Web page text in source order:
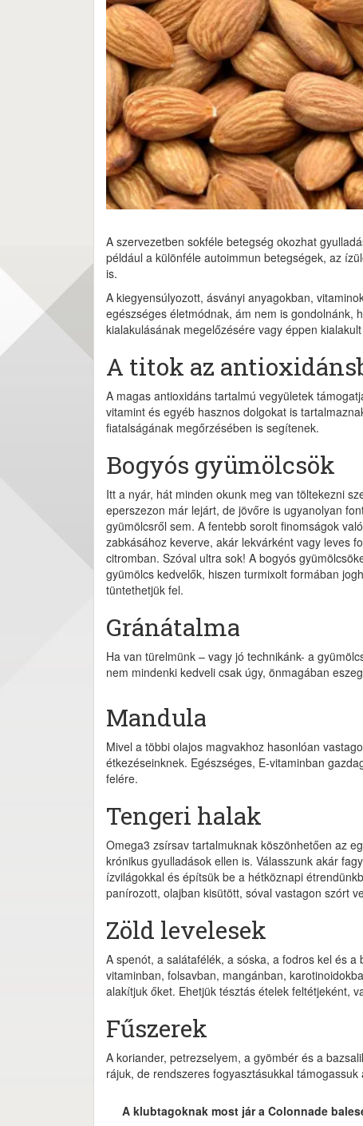
A szervezetben sokféle betegség okozhat
például a különféle autoimmun betegségek, az
is.
A kiegyensúlyozott, ásványi anyagokban,
egészséges életmódnak, ám nem is gondolnánk,
kialakulásának megelőzésére vagy éppen
A titok az
A magas antioxidáns tartalmú vegyületek
vitamint és egyéb hasznos dolgokat is
fiatalságának megőrzésében is segítenek.
Bogyós gyümölcsök
Itt a nyár, hát minden okunk meg van töltekezni
eperszezon már lejárt, de jövőre is ugyanolyan
gyümölcsről sem. A fentebb sorolt finomságok
zabkásához keverve, akár lekvárként vagy leves
citromban. Szóval ultra sok! A bogyós
gyümölcs kedvelők, hiszen turmixolt formában
tüntethetjük fel.
Gránátalma
Ha van türelmünk – vagy jó technikánk- a
nem mindenki kedveli csak úgy, önmagában
Mandula
Mivel a többi olajos magvakhoz hasonlóan
étkezéseinknek. Egészséges, E-vitaminban
felére.
Tengeri halak
Omega3 zsírsav tartalmuknak köszönhetően az
krónikus gyulladások ellen is. Válasszunk akár
ízvilágokkal és építsük be a hétköznapi
panírozott, olajban kisütött, sóval vastagon szórt
Zöld levelesek
A spenót, a salátafélék, a sóska, a fodros kel és
vitaminban, folsavban, mangánban,
alakítjuk őket. Ehetjük tésztás ételek feltétjeként,
Fűszerek
A koriander, petrezselyem, a gyömbér és a
rájuk, de rendszeres fogyasztásukkal
A klubtagoknak most jár a Colonnade